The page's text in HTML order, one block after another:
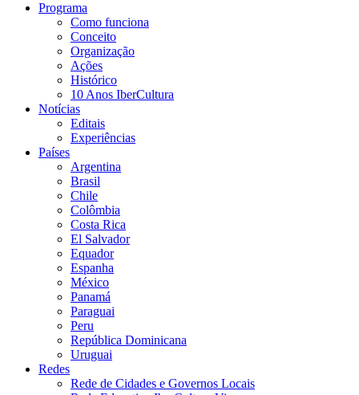
Programa
Como funciona
Conceito
Organização
Ações
Histórico
10 Anos IberCultura
Notícias
Editais
Experiências
Países
Argentina
Brasil
Chile
Colômbia
Costa Rica
El Salvador
Equador
Espanha
México
Panamá
Paraguai
Peru
República Dominicana
Uruguai
Redes
Rede de Cidades e Governos Locais